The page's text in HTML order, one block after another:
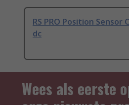
RS PRO Position Sensor
dc
Wees als eerste